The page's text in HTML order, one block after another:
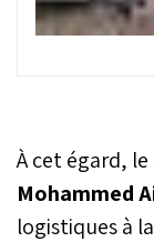
À cet égard,
Mohammed
logistiques à